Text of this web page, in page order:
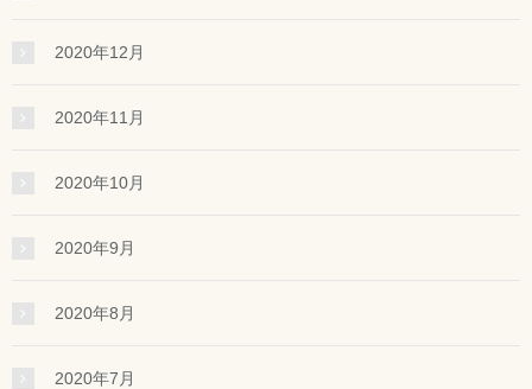
2020年12月
2020年11月
2020年10月
2020年9月
2020年8月
2020年7月